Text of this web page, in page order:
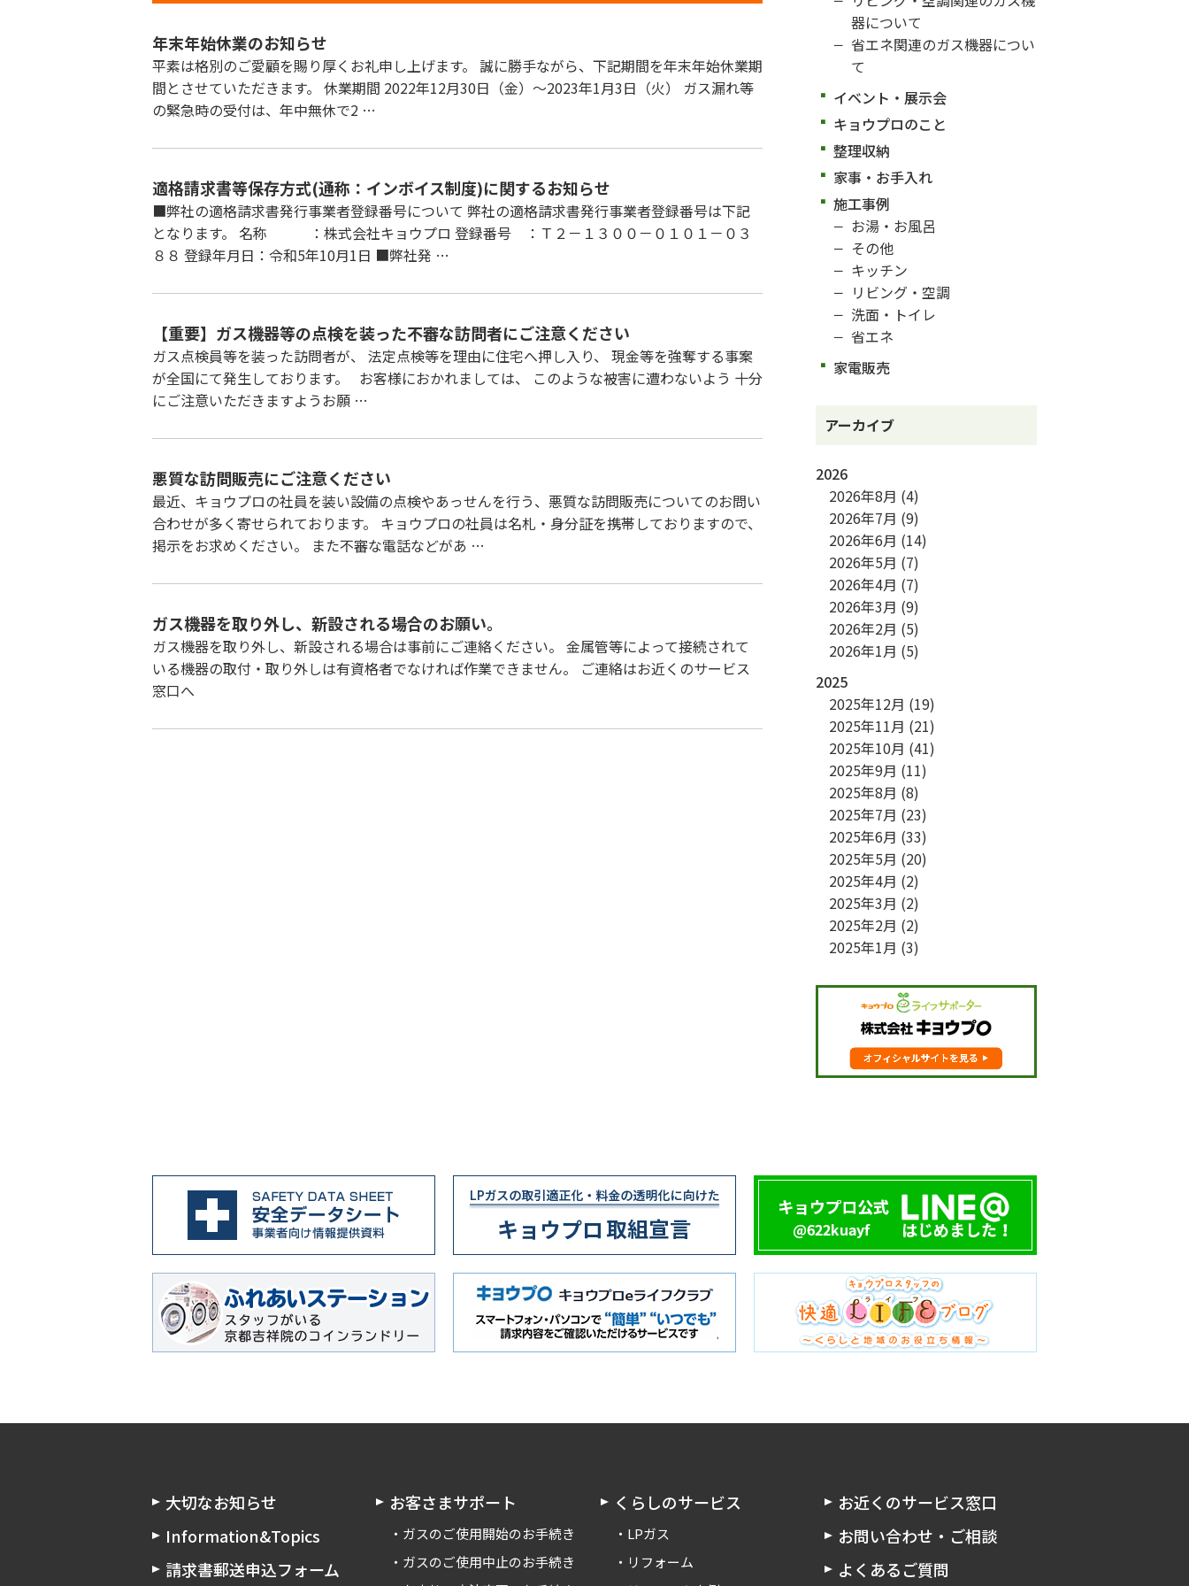
年末年始休業のお知らせ
平素は格別のご愛顧を賜り厚くお礼申し上げます。 誠に勝手ながら、下記期間を年末年始休業期
間とさせていただきます。 休業期間 2022年12月30日（金）～2023年1月3日（火） ガス漏れ等
の緊急時の受付は、年中無休で2 …
適格請求書等保存方式(通称：インボイス制度)に関するお知らせ
■弊社の適格請求書発行事業者登録番号について 弊社の適格請求書発行事業者登録番号は下記
となります。 名称 ：株式会社キョウプロ 登録番号 ：Ｔ２－１３００－０１０１－０３
８８ 登録年月日：令和5年10月1日 ■弊社発 …
【重要】ガス機器等の点検を装った不審な訪問者にご注意ください
ガス点検員等を装った訪問者が、 法定点検等を理由に住宅へ押し入り、 現金等を強奪する事案
が全国にて発生しております。 お客様におかれましては、 このような被害に遭わないよう 十分
にご注意いただきますようお願 …
悪質な訪問販売にご注意ください
最近、キョウプロの社員を装い設備の点検やあっせんを行う、悪質な訪問販売についてのお問い
合わせが多く寄せられております。 キョウプロの社員は名札・身分証を携帯しておりますので、
掲示をお求めください。 また不審な電話などがあ …
ガス機器を取り外し、新設される場合のお願い。
ガス機器を取り外し、新設される場合は事前にご連絡ください。 金属管等によって接続されて
いる機器の取付・取り外しは有資格者でなければ作業できません。 ご連絡はお近くのサービス
窓口へ
器について
省エネ関連のガス機器につい
て
イベント・展示会
キョウプロのこと
整理収納
家事・お手入れ
施工事例
お湯・お風呂
その他
キッチン
リビング・空調
洗面・トイレ
省エネ
家電販売
アーカイブ
2026
2026年8月 (4)
2026年7月 (9)
2026年6月 (14)
2026年5月 (7)
2026年4月 (7)
2026年3月 (9)
2026年2月 (5)
2026年1月 (5)
2025
2025年12月 (19)
2025年11月 (21)
2025年10月 (41)
2025年9月 (11)
2025年8月 (8)
2025年7月 (23)
2025年6月 (33)
2025年5月 (20)
2025年4月 (2)
2025年3月 (2)
2025年2月 (2)
2025年1月 (3)
大切なお知らせ
Information&Topics
請求書郵送申込フォーム
お客さまサポート
ガスのご使用開始のお手続き
ガスのご使用中止のお手続き
くらしのサービス
LPガス
リフォーム
お近くのサービス窓口
お問い合わせ・ご相談
よくあるご質問